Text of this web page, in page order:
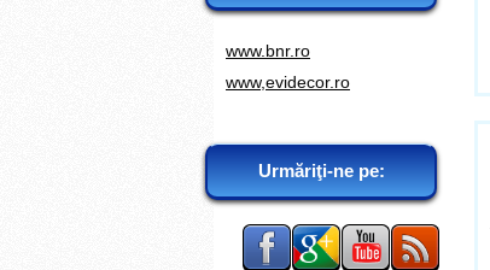
www.bnr.ro
www,evidecor.ro
Urmăriţi-ne pe: